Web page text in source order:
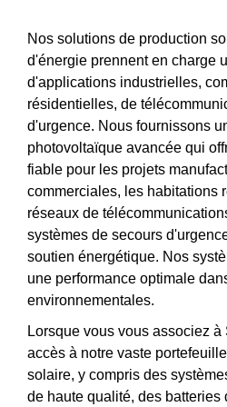
Nos solutions de production
d'énergie prennent en charge
d'applications industrielles,
résidentielles, de
d'urgence. Nous fournissons
photovoltaïque avancée qui
fiable pour les projets
commerciales, les habitations
réseaux de
systèmes de secours
soutien énergétique. Nos
une performance optimale
environnementales.
Lorsque vous vous associez
accès à notre vaste
solaire, y compris des
de haute qualité, des batteries